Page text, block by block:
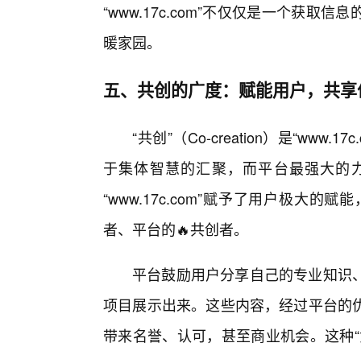
“www.17c.com”不仅仅是一个获取信
暖家园。
五、共创的广度：赋能用户，共
“共创”（Co-creation）是
于集体智慧的汇聚，而平台最强大的
“www.17c.com”赋予了用户极大的赋
者、平台的🔥共创者。
平台鼓励用户分享自己的专业知
项目展示出来。这些内容，经过平台
带来名誉、认可，甚至商业机会。这